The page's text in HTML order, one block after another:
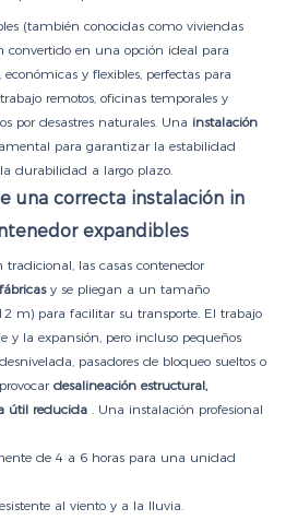
(también conocidas como viviendas
convertido en una opción ideal para
y flexibles, perfectas para
remotos, oficinas temporales y
por desastres naturales. Una instalación
para garantizar la estabilidad
durabilidad a largo plazo.
una correcta instalación in
expandibles
las casas contenedor
y se pliegan a un tamaño
m) para facilitar su transporte. El trabajo
y la expansión, pero incluso pequeños
pasadores de bloqueo sueltos o
desalineación estructural,
útil reducida . Una instalación profesional
de 4 a 6 horas para una unidad
al viento y a la lluvia.